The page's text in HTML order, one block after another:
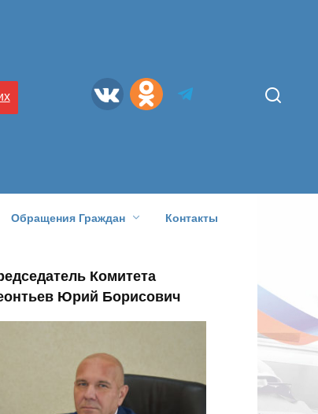
Обращения Граждан Контакты
Комитета
Юрий Борисович